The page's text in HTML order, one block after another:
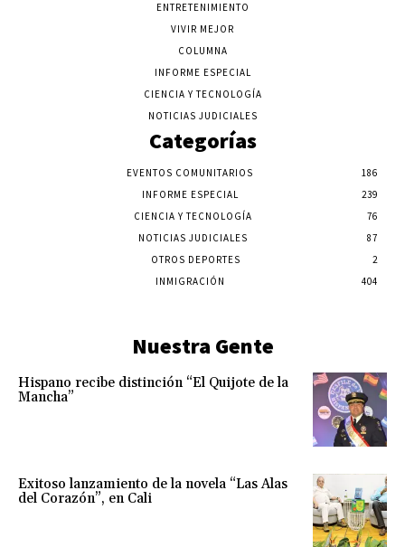
ENTRETENIMIENTO
VIVIR MEJOR
COLUMNA
INFORME ESPECIAL
CIENCIA Y TECNOLOGÍA
NOTICIAS JUDICIALES
Categorías
EVENTOS COMUNITARIOS
186
INFORME ESPECIAL
239
CIENCIA Y TECNOLOGÍA
76
NOTICIAS JUDICIALES
87
OTROS DEPORTES
2
INMIGRACIÓN
404
Nuestra Gente
Hispano recibe distinción “El Quijote de la
Mancha”
Exitoso lanzamiento de la novela “Las Alas
del Corazón”, en Cali